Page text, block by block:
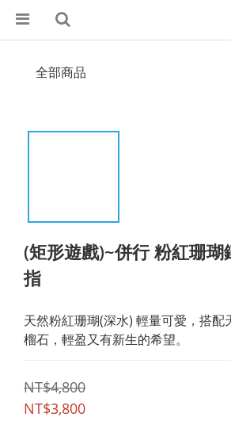
全部商品
(矩形遊戲)~併行 粉紅珊瑚
指
天然粉紅珊瑚(深水) 輕量可愛，搭配
榴石，輕盈又有新生的希望。
NT$4,800
NT$3,800